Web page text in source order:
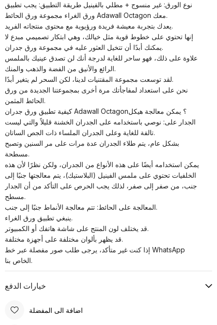
نوع الورق: غير منسوج + مطلي بالفينيل طريقة التطبيق: يجب تطبيق
ورق الغراء مجموعة ورق الحائط Adawall Octagon معك.
يعدك بتجربة معيشة فريدة ورؤيوية مع محتوى منتجاته الفريد.
إنها تحتوي على خطوط قوية مثل خيالك، وهي ابتكار تصميمي مبدع لا
يمكنك أبدًا أن تتخيل العثور عليه في مجموعة ورق جدران.
علاوة على ذلك، فهو ساحر للغاية لدرجة أنك لن تصدق عينيك بالملمس
الرائع والأنيق من الفضة والذهب والمنك.
لقد توسعت مجموعة المقتنيات لدينا، لكن السحر لم يتغير أبدًا.
نحن على استعداد لمفاجأتك مرة أخرى بمجموعتنا الجديدة من ورق
الحائط المثمن.
كيفية تطبيق ورق جدران Adawall Octagon؟ يمكن معالجة هيكل
الجدار على: نوصي باستخدامه على الجدران الخشنة قليلاً والتي ليست
تالفة للغاية وعلى الجدران الملساء ذات الجص الساتان.
بشكل عام، يتم طلاء الجدران عدة مرات على مر السنين وتصبح
مسطحة.
يمكن استخدامه أيضًا على هذه الأنواع من الجدران، ولكن نظرًا لأن هذه
الخلفيات تحتوي على ملمس الفينيل (البلاستيك)، يتم معالجتها جنبًا إلى
جنب، من صفر إلى صفر، لذلك يجب الحرص على التأكد من أن الجدار
مسطح.
المعالجة على الحائط: تتم معالجة الأنماط جنبًا إلى جنب.
ينبغي تطبيق ورق الغراء.
قد يختلف لون المنتج على شاشة هاتفك أو الكمبيوتر.
قد يظهر بألوان مختلفة على أجهزة مختلفة.
إذا كنت غير متأكد، يرجى طلب صور مفصلة عبر خط WhatsApp
الخاص بنا.
خيارات الدفع
اضافة الى المفضلة